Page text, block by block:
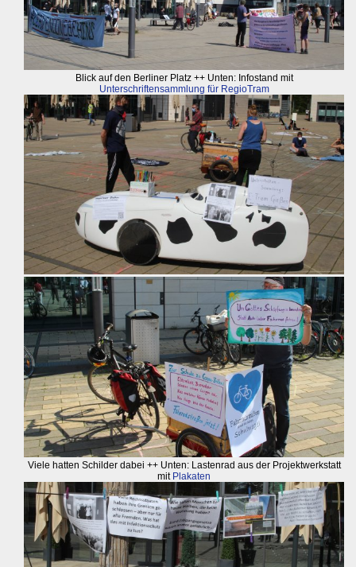
Blick auf den Berliner Platz ++ Unten: Infostand mit
Unterschriftensammlung für RegioTram
Viele hatten Schilder dabei ++ Unten: Lastenrad aus der Projektwerkstatt
mit Plakaten